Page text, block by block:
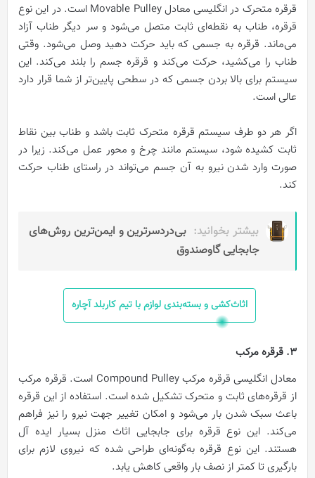
قرقره متحرک در انگلیسی معادل Movable Pulley است. در این نوع
قرقره، طناب به نقطه‌ای ثابت متصل می‌شود و سر دیگر طناب آزاد
می‌ماند. قرقره به جسمی که باید حرکت دهید وصل می‌شود. وقتی
طناب را می‌کشید، حرکت می‌کند و قرقره جسم را بلند می‌کند. این
سیستم برای بالا بردن جسمی که در سطحی پایین‌تر از شما قرار دارد
عالی است.
اگر هر دو طرف سیستم قرقره متحرک ثابت باشد و طناب بین نقاط
ثابت کشیده شود، سیستم مانند چرخ و محور عمل می‌کند. زیرا در
صورت وارد شدن نیرو به آن جسم می‌تواند در راستای طناب حرکت
کند.
بیشتر بخوانید: بی‌دردسرترین و ایمن‌ترین روش‌های
جابجایی گاوصندوق
اثاث‌کشی و بسته‌بندی لوازم با تیم کاربلد آچاره
3. قرقره مرکب
معادل انگلیسی قرقره مرکب Compound Pulley است. قرقره مرکب
از قرقره‌های ثابت و متحرک تشکیل شده است. استفاده از این قرقره
باعث سبک شدن بار می‌شود و امکان تغییر جهت نیرو را نیز فراهم
می‌کند. این نوع قرقره برای جابجایی اثاث منزل بسیار ایده آل
هستند. این نوع قرقره به‌گونه‌ای طراحی شده که نیروی لازم برای
بارگیری تا کمتر از نصف بار واقعی کاهش یابد.